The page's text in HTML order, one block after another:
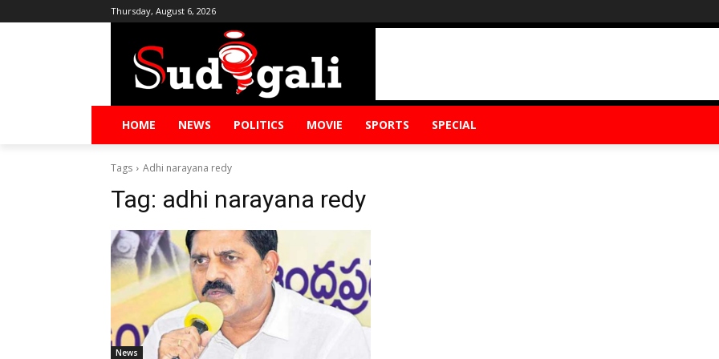
Thursday, August 6, 2026
HOME NEWS POLITICS MOVIE SPORTS SPECIAL
Tags Adhi narayana redy
Tag: adhi narayana redy
News